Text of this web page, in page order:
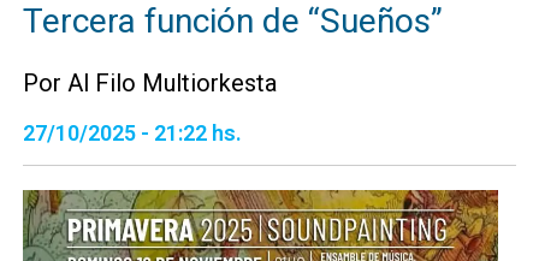
Tercera función de “Sueños”
Por Al Filo Multiorkesta
27/10/2025 - 21:22 hs.